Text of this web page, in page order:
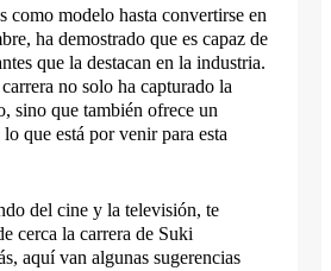
como modelo hasta convertirse en
ha demostrado que es capaz de
que la destacan en la industria.
no solo ha capturado la
sino que también ofrece un
que está por venir para esta
del cine y la televisión, te
cerca la carrera de Suki
aquí van algunas sugerencias